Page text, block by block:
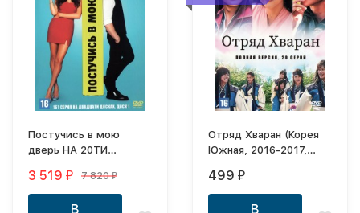
Постучись в мою
дверь НА 20ТИ
полная версия, 161
серия) перевод
3 519 ₽ 7 820₽
В
Отряд Хваран (Корея
Южная, 2016-2017,
серий)
499 ₽
В